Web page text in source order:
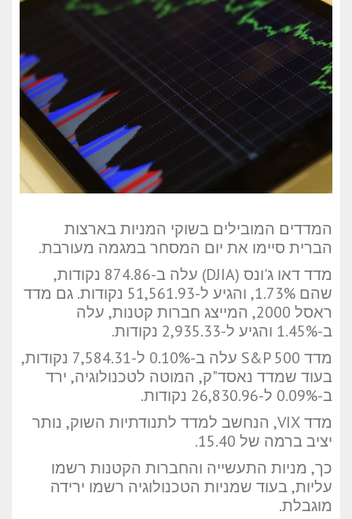
המדדים המובילים בשוקי המניות בארצות
הברית סיימו את יום המסחר במגמה מעורבת.
מדד דאו ג'ונס (DJIA) עלה ב-874.86 נקודות,
שהם 1.73%, והגיע ל-51,561.93 נקודות. גם מדד
ראסל 2000, המייצג חברות קטנות, עלה
ב-1.45% והגיע ל-2,935.33 נקודות.
מדד S&P 500 עלה ב-0.10% ל-7,584.31 נקודות,
בעוד שמדד נאסד"ק, המוטה לטכנולוגיה, ירד
ב-0.09% ל-26,830.96 נקודות.
מדד VIX, הנחשב למדד לתנודתיות השוק, נותר
יציב ברמה של 15.40.
כך, מניות התעשייה והחברות הקטנות רשמו
עליות, בעוד שמניות הטכנולוגיה רשמו ירידה
מוגבלת.